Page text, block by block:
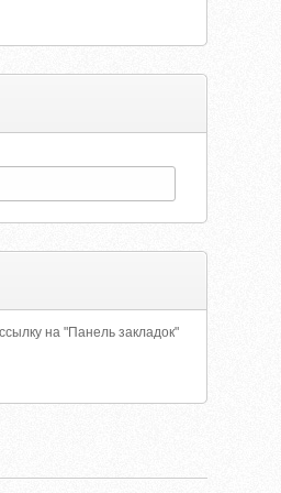
на "Панель закладок"